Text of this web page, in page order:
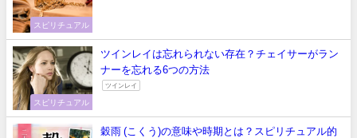
スピリチュアル
スピリチュアル
ツインレイは忘れられない存在？チェイサーがラン
ナーを忘れる6つの方法
ツインレイ
穀雨 (こくう)の意味や時期とは？スピリチュアル的